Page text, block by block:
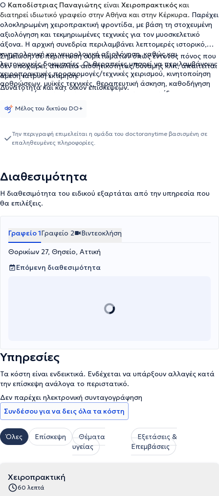
Ο Καποδίστριας Παναγιώτης είναι Χειροπρακτικός και
διατηρεί ιδιωτικό γραφείο στην Αθήνα και στην Κέρκυρα. Παρέχει
ολοκληρωμένη χειροπρακτική φροντίδα, με βάση τη στοχευμένη
αξιολόγηση και τεκμηριωμένες τεχνικές για τον μυοσκελετικό
άξονα. Η αρχική συνεδρία περιλαμβάνει λεπτομερές ιστορικό,
κινησιολογική και νευρολογική αξιολόγηση, καθώς και
λειτουργικές δοκιμασίες. Οι θεραπείες μπορεί να περιλαμβάνουν:
χειροπρακτικές προσαρμογές/τεχνικές χειρισμού, κινητοποίηση
αρθρώσεων, μυϊκές τεχνικές, θεραπευτική άσκηση, καθοδήγηση
για στάση/εργονομία και στρατηγικές αυτοφροντίδας.
Εφαρμόζεται εξατομικευμένο πρόγραμμα αποκατάστασης με
συγκεκριμένους φυσικούς στόχους (π.χ. μείωση οξέος πόνου,
Επιπλέον, ο ειδικός συνεργάζεται, όποτε χρειαστεί, με γιατρούς
και φυσιοθεραπευτές για ολιστική διαχείριση.
Σημείωση: σε περίπτωση συμπτωμάτων όπως έντονος πόνος που
δεν υποχωρεί, απώλεια αισθητικότητας/δύναμης κλπ, απαιτείται
άμεση ιατρική εκτίμηση.
Δυνατότητα και κατ οίκον επισκέψεων.
Μέλος του δικτύου DO+
Την περιγραφή επιμελείται η ομάδα του doctoranytime βασισμένη σε
επαληθευμένες πληροφορίες.
Διαθεσιμότητα
Η διαθεσιμότητα του ειδικού εξαρτάται από την υπηρεσία που
θα επιλέξεις.
Γραφείο 1Γραφείο 2 Βιντεοκλήση
Θορικίων 27, Θησείο, Αττική
Επόμενη διαθεσιμότητα
Υπηρεσίες
Τα κόστη είναι ενδεικτικά. Ενδέχεται να υπάρξουν αλλαγές κατά
την επίσκεψη ανάλογα το περιστατικό.
Δεν παρέχει ηλεκτρονική συνταγογράφηση
Συνδέσου για να δεις όλα τα κόστη
Όλες Επίσκεψη
Θέματα
υγείας
Εξετάσεις &
Επεμβάσεις
Χειροπρακτική
60 λεπτά